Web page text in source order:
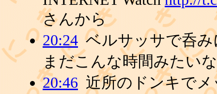
さんから
20:24 ベルサッサで呑
まだこんな時間みたい
20:46 近所のドンキで